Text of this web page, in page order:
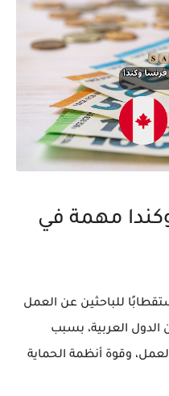
مهمة في
للباحثين عن العمل
الدول العربية، بسبب
وقوة أنظمة الحماية